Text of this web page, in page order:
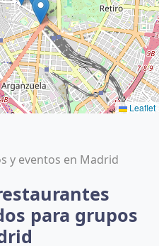
Leaflet
y eventos en Madrid
para grupos